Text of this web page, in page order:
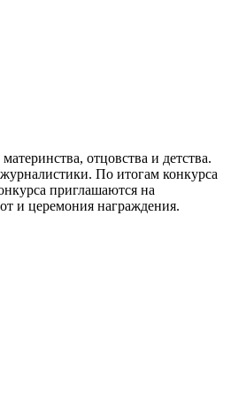
отцовства и детства.
По итогам конкурса
приглашаются на
и церемония награждения.